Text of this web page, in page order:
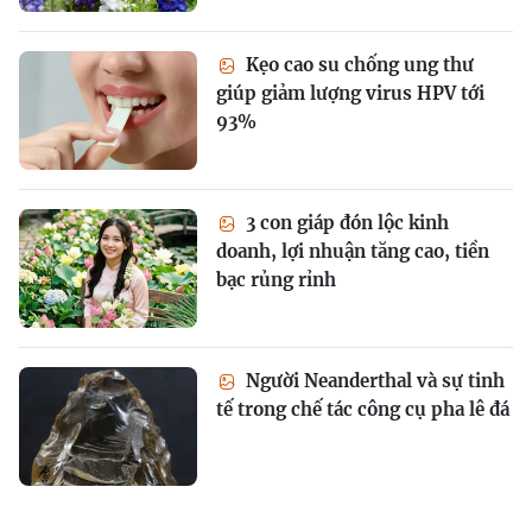
Kẹo cao su chống ung thư
giúp giảm lượng virus HPV tới
93%
3 con giáp đón lộc kinh
doanh, lợi nhuận tăng cao, tiền
bạc rủng rỉnh
Người Neanderthal và sự tinh
tế trong chế tác công cụ pha lê đá